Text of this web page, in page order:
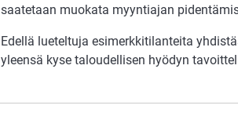
saatetaan muokata myyntiajan
Edellä lueteltuja esimerkkitilanteita
yleensä kyse taloudellisen hyödyn